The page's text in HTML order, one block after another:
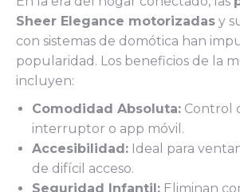
Sheer Elegance motorizadas y
con sistemas de domótica han
popularidad. Los beneficios de la
incluyen:
Comodidad Absoluta: Control
interruptor o app móvil.
Accesibilidad: Ideal para
de difícil acceso.
Seguridad Infantil: Eliminan